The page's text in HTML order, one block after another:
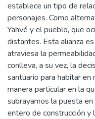
establece un tipo de
personajes. Como
Yahvé y el pueblo, que
distantes. Esta alianza
atraviesa la
conlleva, a su vez, la
santuario para habitar
manera particular en la
subrayamos la puesta
entero de construcción y